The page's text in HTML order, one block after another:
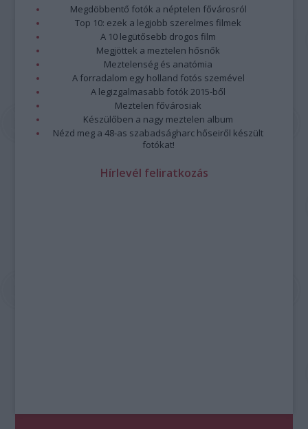
Megdöbbentő fotók a néptelen fővárosról
Top 10: ezek a legjobb szerelmes filmek
A 10 legütősebb drogos film
Megjöttek a meztelen hősnők
Meztelenség és anatómia
A forradalom egy holland fotós szemével
A legizgalmasabb fotók 2015-ből
Meztelen fővárosiak
Készülőben a nagy meztelen album
Nézd meg a 48-as szabadságharc hőseiről készült
fotókat!
Hírlevél feliratkozás